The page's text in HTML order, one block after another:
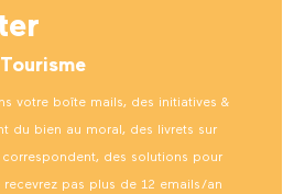
votre boîte mails, des initiatives &
du bien au moral, des livrets sur
des solutions pour
pas plus de 12 emails/an